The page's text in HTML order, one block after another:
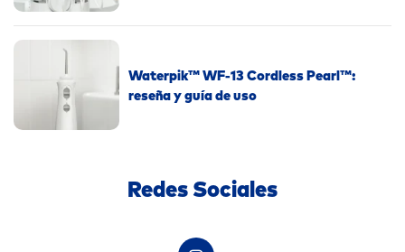
Waterpik™ WF-13 Cordless Pearl™:
reseña y guía de uso
Redes Sociales